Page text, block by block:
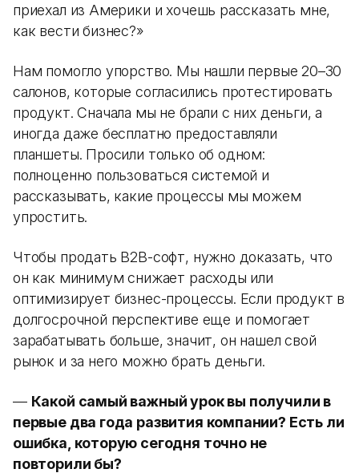
приехал из Америки и хочешь рассказать мне,
как вести бизнес?»
Нам помогло упорство. Мы нашли первые 20–30
салонов, которые согласились протестировать
продукт. Сначала мы не брали с них деньги, а
иногда даже бесплатно предоставляли
планшеты. Просили только об одном:
полноценно пользоваться системой и
рассказывать, какие процессы мы можем
упростить.
Чтобы продать B2B-софт, нужно доказать, что
он как минимум снижает расходы или
оптимизирует бизнес-процессы. Если продукт в
долгосрочной перспективе еще и помогает
зарабатывать больше, значит, он нашел свой
рынок и за него можно брать деньги.
— Какой самый важный урок вы получили в
первые два года развития компании? Есть ли
ошибка, которую сегодня точно не
повторили бы?